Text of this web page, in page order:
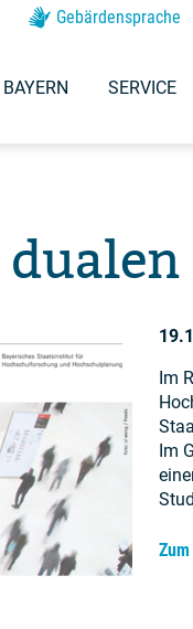
SERVICE
Gebärdensprache
Im
Im